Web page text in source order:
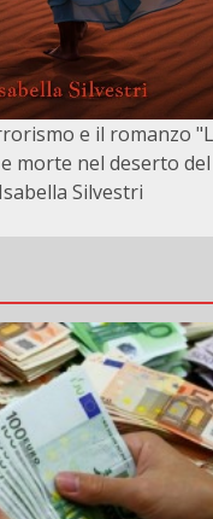
e il romanzo
morte nel deserto del
Isabella Silvestri